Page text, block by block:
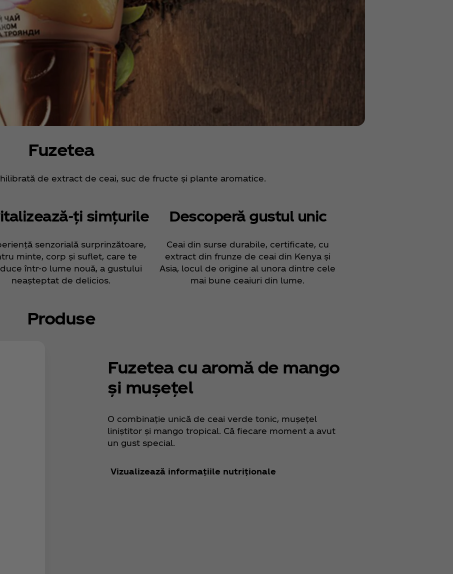
Fuzetea
de extract de ceai, suc de fructe și plante aromatice.
ți simțurile
senzorială surprinzătoare,
minte, corp și suflet, care te
într-o lume nouă, a gustului
neașteptat de delicios.
Descoperă gustul unic
Ceai din surse durabile, certificate, cu
extract din frunze de ceai din Kenya și
Asia, locul de origine al unora dintre cele
mai bune ceaiuri din lume.
Produse
Fuzetea cu aromă de mango
și mușețel
O combinație unică de ceai verde tonic, mușețel
liniștitor și mango tropical. Că fiecare moment a avut
un gust special.
Vizualizează informațiile nutriționale